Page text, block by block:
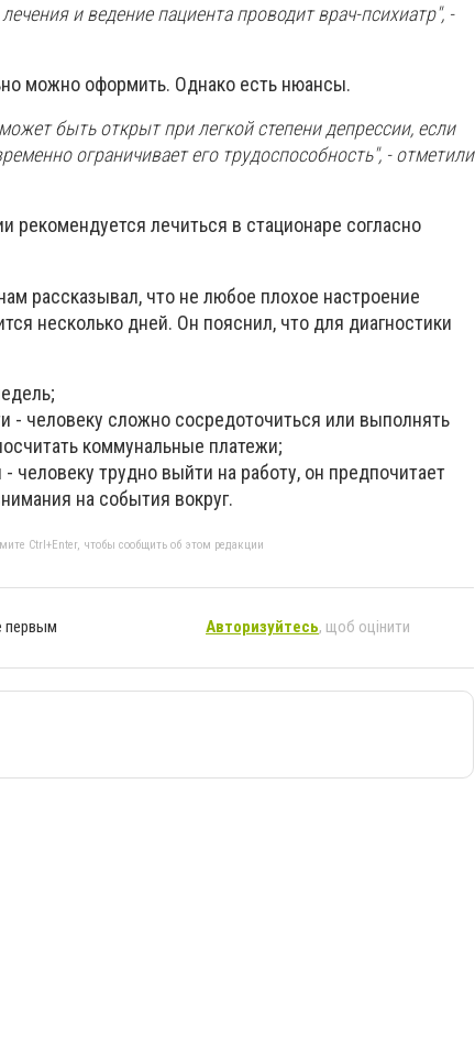
и ведение пациента проводит врач-психиатр", -
можно оформить. Однако есть нюансы.
быть открыт при легкой степени депрессии, если
ограничивает его трудоспособность", - отметили
лечиться в стационаре согласно
рассказывал, что не любое плохое настроение
несколько дней. Он пояснил, что для диагностики
- человеку сложно сосредоточиться или выполнять
коммунальные платежи;
человеку трудно выйти на работу, он предпочитает
на события вокруг.
Ctrl+Enter, чтобы сообщить об этом редакции
первым Авторизуйтесь, щоб оцінити